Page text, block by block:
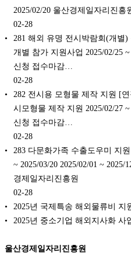
2025/02/20 울산경제일자리진흥
02-28
281 해외 유명 전시박람회(개별)
개별 참가 지원사업 2025/02/25 ~
신청 접수마감…
02-28
282 전시용 모형물 제작 지원 [
시모형물 제작 지원 2025/02/27 ~
신청 접수마감…
02-28
283 다문화가족 수출도우미 지
~ 2025/03/20 2025/02/01 ~
경제일자리진흥원
02-28
2025년 국제특송 해외물류비 지
2025년 중소기업 해외지사화 사
울산경제일자리진흥원